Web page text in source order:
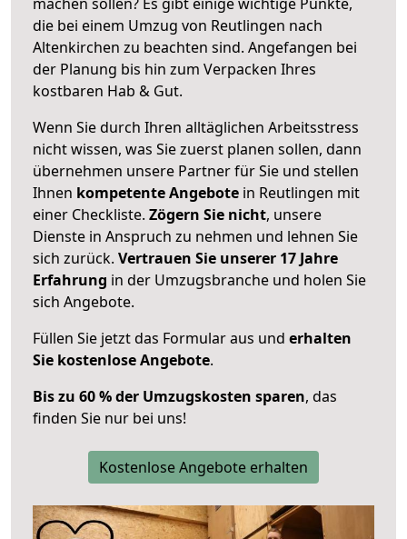
die bei einem Umzug von Reutlingen nach
Altenkirchen zu beachten sind. Angefangen bei
der Planung bis hin zum Verpacken Ihres
kostbaren Hab & Gut.
Wenn Sie durch Ihren alltäglichen Arbeitsstress
nicht wissen, was Sie zuerst planen sollen, dann
übernehmen unsere Partner für Sie und stellen
Ihnen kompetente Angebote in Reutlingen mit
einer Checkliste. Zögern Sie nicht, unsere
Dienste in Anspruch zu nehmen und lehnen Sie
sich zurück. Vertrauen Sie unserer 17 Jahre
Erfahrung in der Umzugsbranche und holen Sie
sich Angebote.
Füllen Sie jetzt das Formular aus und erhalten
Sie kostenlose Angebote.
Bis zu 60 % der Umzugskosten sparen, das
finden Sie nur bei uns!
Kostenlose Angebote erhalten